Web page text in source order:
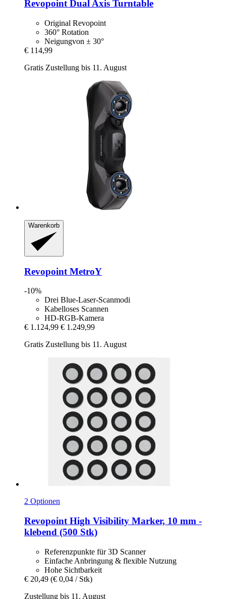
Revopoint Dual Axis Turntable
Original Revopoint
360° Rotation
Neigungvon ± 30°
€ 114,99
Gratis Zustellung bis 11. August
Warenkorb
Revopoint MetroY
-10%
Drei Blue-Laser-Scanmodi
Kabelloses Scannen
HD-RGB-Kamera
€ 1.124,99 € 1.249,99
Gratis Zustellung bis 11. August
2 Optionen
Revopoint High Visibility Marker, 10 mm -​
klebend (500 Stk)
Referenzpunkte für 3D Scanner
Einfache Anbringung & flexible Nutzung
Hohe Sichtbarkeit
€ 20,49 (€ 0,04 / Stk)
Zustellung bis 11. August